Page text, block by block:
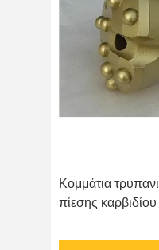
Κομμάτια
πίεσης